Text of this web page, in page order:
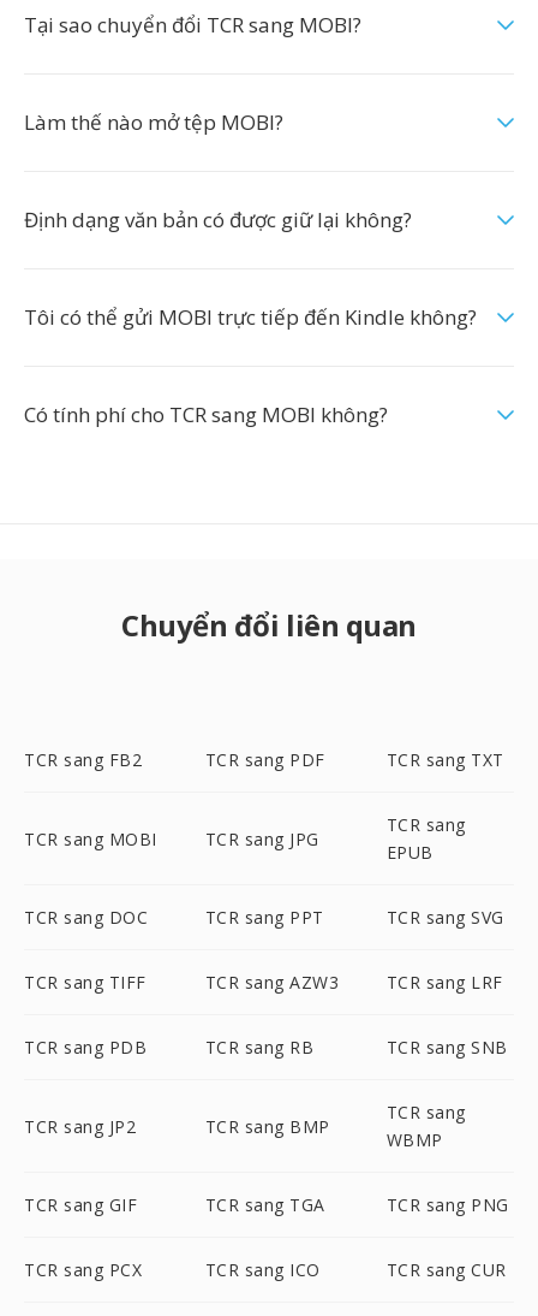
Tại sao chuyển đổi TCR sang MOBI?
Làm thế nào mở tệp MOBI?
Định dạng văn bản có được giữ lại không?
Tôi có thể gửi MOBI trực tiếp đến Kindle không?
Có tính phí cho TCR sang MOBI không?
Chuyển đổi liên quan
TCR sang FB2 TCR sang PDF TCR sang TXT
TCR sang MOBI TCR sang JPG
TCR sang
EPUB
TCR sang DOC TCR sang PPT TCR sang SVG
TCR sang TIFF TCR sang AZW3 TCR sang LRF
TCR sang PDB TCR sang RB TCR sang SNB
TCR sang JP2 TCR sang BMP
TCR sang
WBMP
TCR sang GIF TCR sang TGA TCR sang PNG
TCR sang PCX TCR sang ICO TCR sang CUR